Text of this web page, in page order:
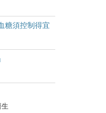
糖須控制得宜